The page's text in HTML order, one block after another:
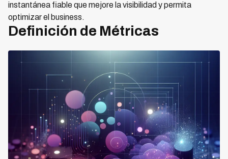
instantánea fiable que mejore la visibilidad y permita
optimizar el business.
Definición de Métricas